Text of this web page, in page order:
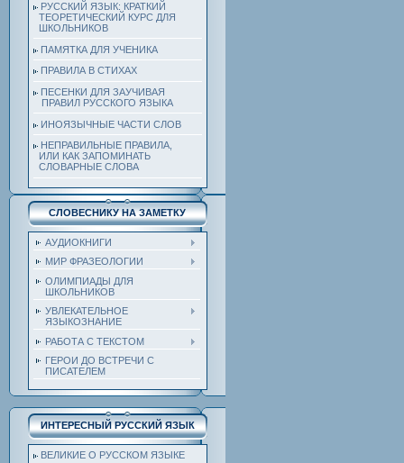
РУССКИЙ ЯЗЫК: КРАТКИЙ
ТЕОРЕТИЧЕСКИЙ КУРС ДЛЯ
ШКОЛЬНИКОВ
ПАМЯТКА ДЛЯ УЧЕНИКА
ПРАВИЛА В СТИХАХ
ПЕСЕНКИ ДЛЯ ЗАУЧИВАЯ
ПРАВИЛ РУССКОГО ЯЗЫКА
ИНОЯЗЫЧНЫЕ ЧАСТИ СЛОВ
НЕПРАВИЛЬНЫЕ ПРАВИЛА,
ИЛИ КАК ЗАПОМИНАТЬ
СЛОВАРНЫЕ СЛОВА
СЛОВЕСНИКУ НА ЗАМЕТКУ
АУДИОКНИГИ
МИР ФРАЗЕОЛОГИИ
ОЛИМПИАДЫ ДЛЯ
ШКОЛЬНИКОВ
УВЛЕКАТЕЛЬНОЕ
ЯЗЫКОЗНАНИЕ
РАБОТА С ТЕКСТОМ
ГЕРОИ ДО ВСТРЕЧИ С
ПИСАТЕЛЕМ
ИНТЕРЕСНЫЙ РУССКИЙ ЯЗЫК
ВЕЛИКИЕ О РУССКОМ ЯЗЫКЕ